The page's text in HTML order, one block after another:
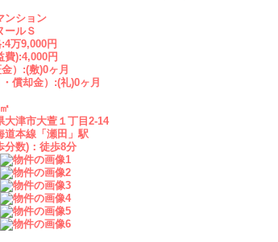
ンション
ールＳ
万9,000円
費):4,000円
）:(敷)0ヶ月
償却金）:(礼)0ヶ月
大津市大萱１丁目2-14
道本線「瀬田」駅
数)： 徒歩8分